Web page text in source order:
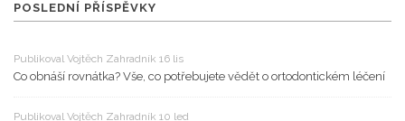
POSLEDNÍ PŘÍSPĚVKY
Publikoval Vojtěch Zahradník 16 lis
Co obnáší rovnátka? Vše, co potřebujete vědět o ortodontickém léčení
Publikoval Vojtěch Zahradník 10 led